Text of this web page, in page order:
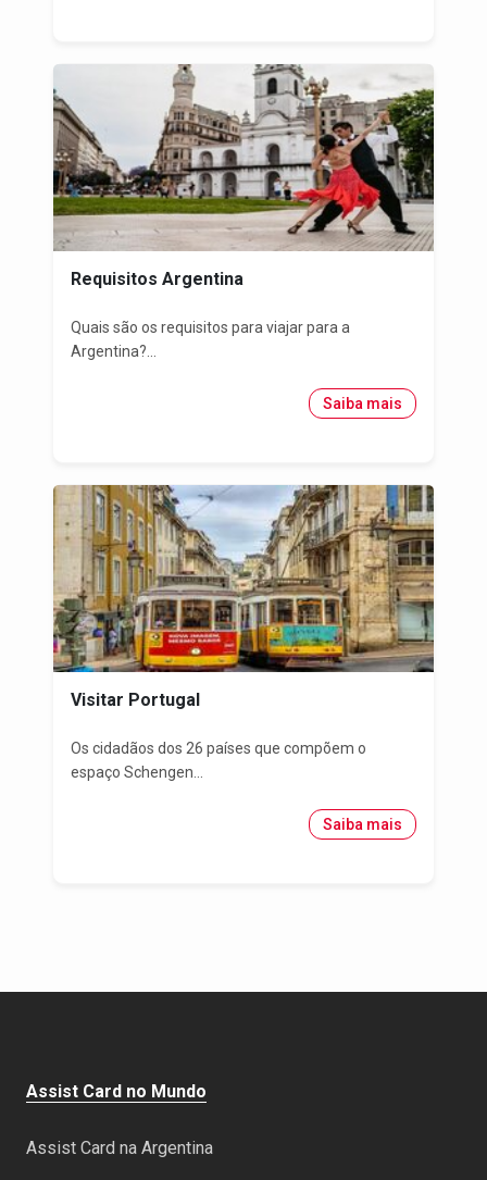
Requisitos Argentina
Quais são os requisitos para viajar para a
Argentina?...
Saiba mais
Visitar Portugal
Os cidadãos dos 26 países que compõem o
espaço Schengen...
Saiba mais
Assist Card no Mundo
Assist Card na Argentina